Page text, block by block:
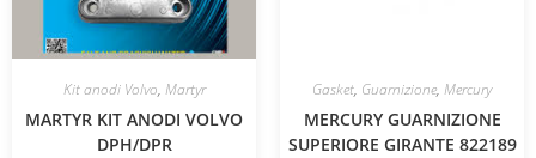
Kit anodi Volvo, Martyr
MARTYR KIT ANODI VOLVO
DPH/DPR
Gasket, Guarnizione, Mercury
MERCURY GUARNIZIONE
SUPERIORE GIRANTE 822189